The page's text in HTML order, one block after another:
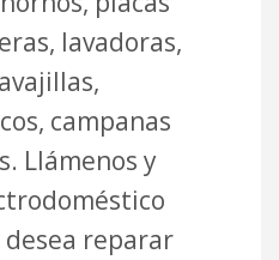
lavadoras,
campanas
Llámenos y
reparar